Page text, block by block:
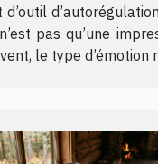
d’outil
pas qu’une
le type d’émotion